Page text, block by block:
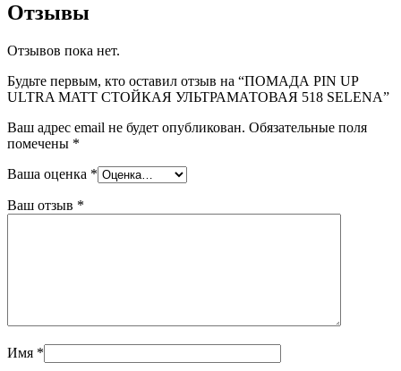
Отзывы
Отзывов пока нет.
Будьте первым, кто оставил отзыв на “ПОМАДА PIN UP
ULTRA MATT СТОЙКАЯ УЛЬТРАМАТОВАЯ 518 SELENA”
Ваш адрес email не будет опубликован. Обязательные поля
помечены *
Ваша оценка *
Ваш отзыв *
Имя *